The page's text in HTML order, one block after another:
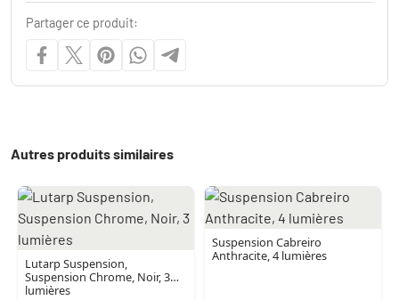
Partager ce produit:
Autres produits similaires
Lutarp Suspension,
Suspension Chrome, Noir, 3
lumières
Suspension Cabreiro
Anthracite, 4 lumières